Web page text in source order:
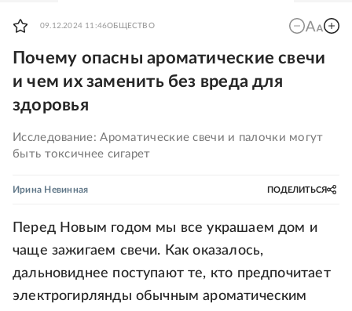
09.12.2024 11:46ОБЩЕСТВО
Почему опасны ароматические свечи
и чем их заменить без вреда для
здоровья
Исследование: Ароматические свечи и палочки могут
быть токсичнее сигарет
Ирина Невинная ПОДЕЛИТЬСЯ
Перед Новым годом мы все украшаем дом и
чаще зажигаем свечи. Как оказалось,
дальновиднее поступают те, кто предпочитает
электрогирлянды обычным ароматическим